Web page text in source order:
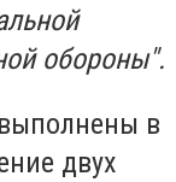
обороны".
в
двух